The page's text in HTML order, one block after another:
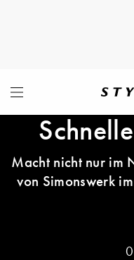
Macht nicht nur im
von Simonswerk